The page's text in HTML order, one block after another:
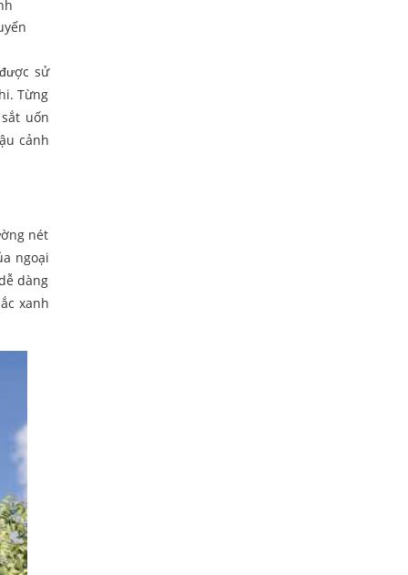
sử
Từng
uốn
cảnh
nét
ngoại
dàng
xanh